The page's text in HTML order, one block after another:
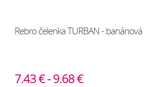
Rebro čelenka TURBAN - banánová
7.43 € - 9.68 €